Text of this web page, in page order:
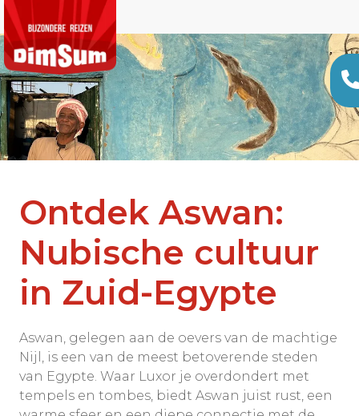
Ontdek Aswan:
Nubische cultuur
in Zuid-Egypte
Aswan, gelegen aan de oevers van de machtige
Nijl, is een van de meest betoverende steden
van Egypte. Waar Luxor je overdondert met
tempels en tombes, biedt Aswan juist rust, een